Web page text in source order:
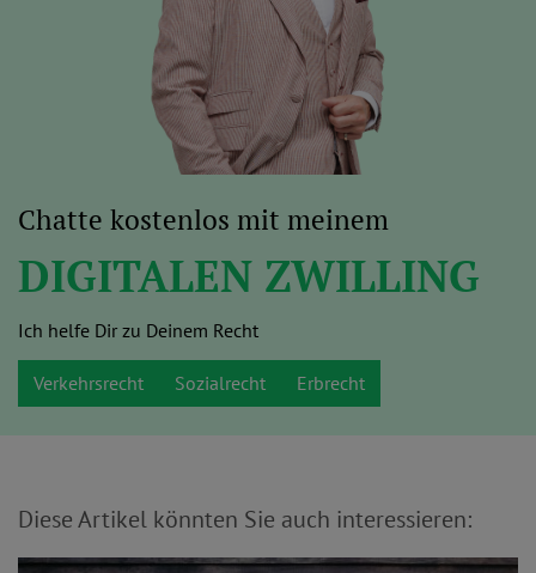
Chatte kostenlos mit meinem
DIGITALEN ZWILLING
Ich helfe Dir zu Deinem Recht
Verkehrsrecht Sozialrecht Erbrecht
Diese Artikel könnten Sie auch interessieren: